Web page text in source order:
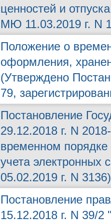
ценностей и
МЮ 11.03.2019 г. N
Положение о
оформления,
(Утверждено
79,
Постановление
29.12.2018 г. N
временном порядке
учета электронных
05.02.2019 г. N 3136)
Постановление
15.12.2018 г. N 39/